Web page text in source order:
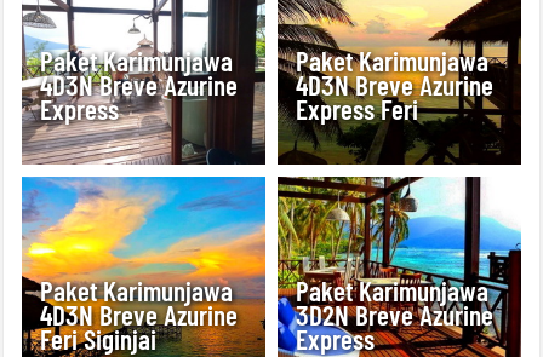
Paket Karimunjawa
4D3N Breve Azurine
Express
Paket Karimunjawa
4D3N Breve Azurine
Express Feri
Paket Karimunjawa
4D3N Breve Azurine
Feri Siginjai
Paket Karimunjawa
3D2N Breve Azurine
Express